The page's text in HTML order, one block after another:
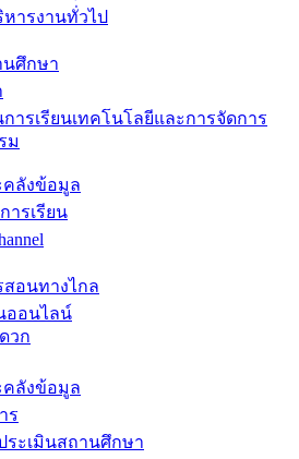
ารงานทั่วไป
ศึกษา
ารเรียนเทคโนโลยีและการจัดการ
ม
ลังข้อมูล
ารเรียน
สอนทางไกล
ออนไลน์
วก
ลังข้อมูล
ร
ระเมินสถานศึกษา